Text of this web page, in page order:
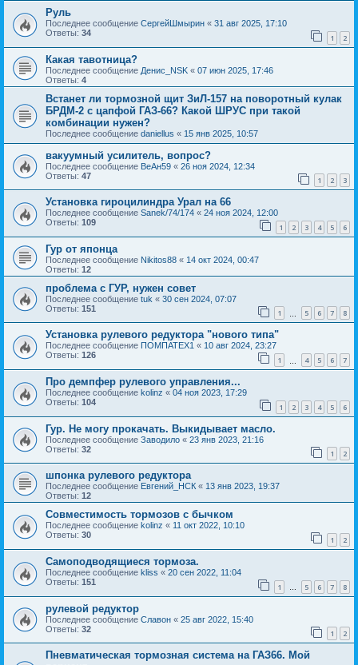
Руль
Последнее сообщение СергейШмырин « 31 авг 2025, 17:10
Ответы: 34 1 2
Какая тавотница?
Последнее сообщение Денис_NSK « 07 июн 2025, 17:46
Ответы: 4
Встанет ли тормозной щит ЗиЛ-157 на поворотный кулак
БРДМ-2 с цапфой ГАЗ-66? Какой ШРУС при такой
комбинации нужен?
Последнее сообщение daniellus « 15 янв 2025, 10:57
вакуумный усилитель, вопрос?
Последнее сообщение ВеАн59 « 26 ноя 2024, 12:34
Ответы: 47 1 2 3
Установка гироцилиндра Урал на 66
Последнее сообщение Sanek/74/174 « 24 ноя 2024, 12:00
Ответы: 109 1 2 3 4 5 6
Гур от японца
Последнее сообщение Nikitos88 « 14 окт 2024, 00:47
Ответы: 12
проблема с ГУР, нужен совет
Последнее сообщение tuk « 30 сен 2024, 07:07
Ответы: 151 1 5 6 7 8
Установка рулевого редуктора "нового типа"
Последнее сообщение ПОМПАТЕХ1 « 10 авг 2024, 23:27
Ответы: 126 1 4 5 6 7
Про демпфер рулевого управления...
Последнее сообщение kolinz « 04 ноя 2023, 17:29
Ответы: 104 1 2 3 4 5 6
Гур. Не могу прокачать. Выкидывает масло.
Последнее сообщение Заводило « 23 янв 2023, 21:16
Ответы: 32 1 2
шпонка рулевого редуктора
Последнее сообщение Евгений_НСК « 13 янв 2023, 19:37
Ответы: 12
Совместимость тормозов с бычком
Последнее сообщение kolinz « 11 окт 2022, 10:10
Ответы: 30 1 2
Самоподводящиеся тормоза.
Последнее сообщение kliss « 20 сен 2022, 11:04
Ответы: 151 1 … 5 6 7 8
рулевой редуктор
Последнее сообщение Славон « 25 авг 2022, 15:40
Ответы: 32 1 2
Пневматическая тормозная система на ГАЗ66. Мой